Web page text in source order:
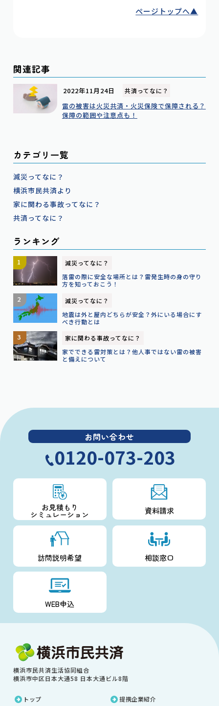
ページトップへ▲
関連記事
2022年11月24日 共済ってなに？
雷の被害は火災共済・火災保険で保障される？
保障の範囲や注意点も！
カテゴリ一覧
減災ってなに？
横浜市民共済より
家に関わる事故ってなに？
共済ってなに？
ランキング
減災ってなに？
落雷の際に安全な場所とは？雷発生時の身の守り
方を知っておこう！
減災ってなに？
地震は外と屋内どちらが安全？外にいる場合にす
べき行動とは
家に関わる事故ってなに？
家でできる雷対策とは？他人事ではない雷の被害
と備えについて
お問い合わせ
0120-073-203
お見積もり
シミュレーション 資料請求
訪問説明希望 相談窓口
WEB申込
横浜市民共済生活協同組合
横浜市中区日本大通58 日本大通ビル8階
トップ 提携企業紹介